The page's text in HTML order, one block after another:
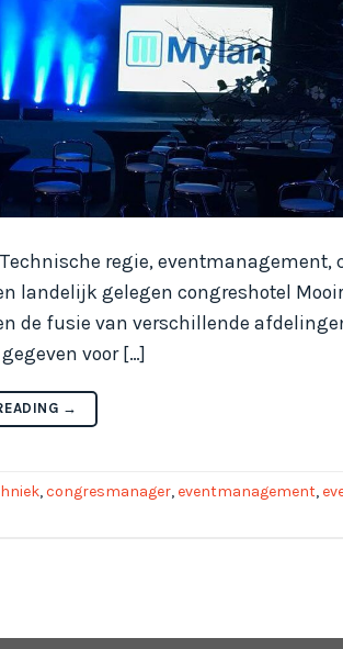
regie, eventmanagement,
landelijk gelegen congreshotel
de fusie van verschillende
voor […]
→
,congresmanager, eventmanagement,